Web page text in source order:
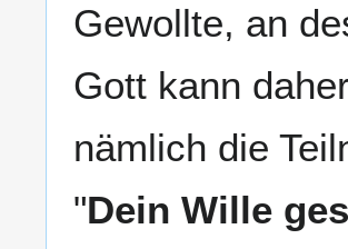
Gewollte, an
Gott kann
nämlich die
"Dein Wille